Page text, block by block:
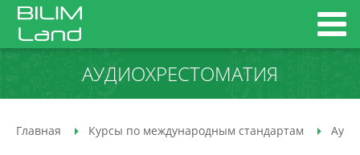
АУДИО­ХРЕСТОМАТИЯ
Главная Курсы по международным стандартам